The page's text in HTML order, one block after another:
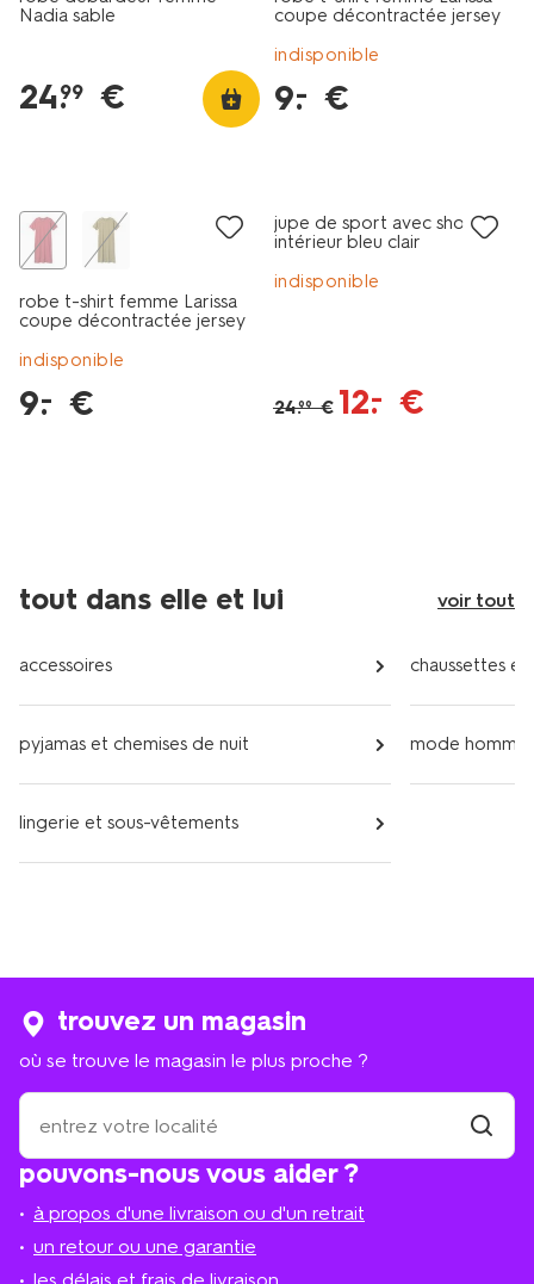
Nadia sable
24.
99 €
coupe décontractée jersey
indisponible
9.
– €
robe t-shirt femme Larissa
coupe décontractée jersey
indisponible
9.
– €
jupe de sport avec short
intérieur bleu clair
indisponible
24.99 € 12.
– €
tout dans elle et lui voir tout
accessoires
pyjamas et chemises de nuit
lingerie et sous-vêtements
chaussettes et
mode homme
pouvons-nous vous aider ?
à propos d'une livraison ou d'un retrait
un retour ou une garantie
trouvez un magasin
où se trouve le magasin le plus proche ?
où
trouve
le
le
plus
proche
trouver